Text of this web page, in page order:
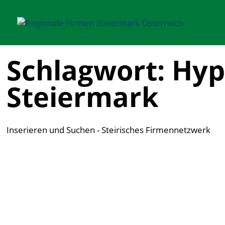
Schlagwort:
Steiermark
Inserieren und Suchen - Steirisches Firmennetzwerk